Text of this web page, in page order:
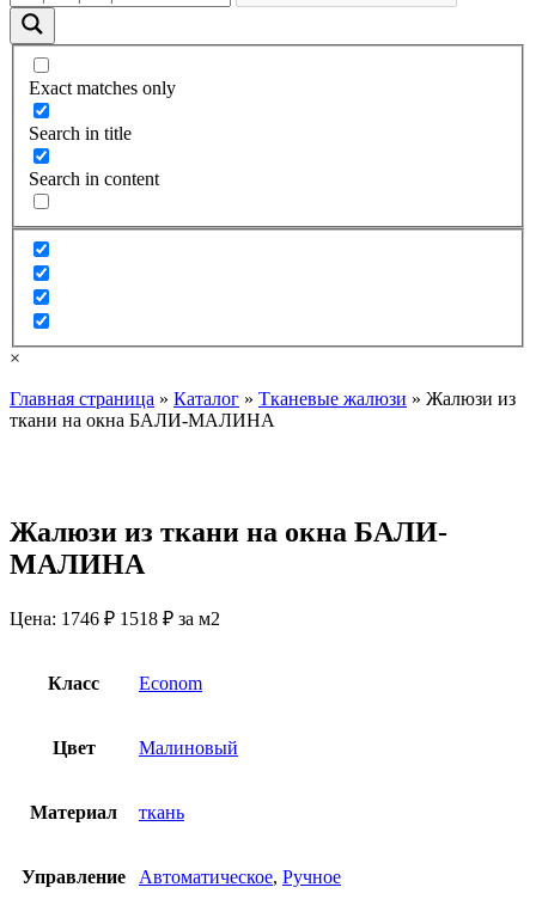
Exact matches only
Search in title
Search in content
×
Главная страница » Каталог » Тканевые жалюзи » Жалюзи из
ткани на окна БАЛИ-МАЛИНА
Жалюзи из ткани на окна БАЛИ-
МАЛИНА
Цена: 1746 ₽ 1518 ₽ за м2
Класс Econom
Цвет Малиновый
Материал ткань
Управление Автоматическое, Ручное